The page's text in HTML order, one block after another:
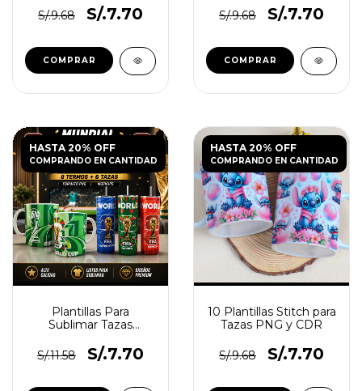
S/.9.68
S/.7.70
S/.9.68
S/.7.70
HASTA 20% OFF
COMPRANDO EN CANTIDAD
Plantillas Para
Sublimar Tazas
S/.11.58
S/.7.70
HASTA 20% OFF
COMPRANDO EN CANTIDAD
10 Plantillas Stitch para
Tazas PNG y CDR
S/.9.68 S/.7.70